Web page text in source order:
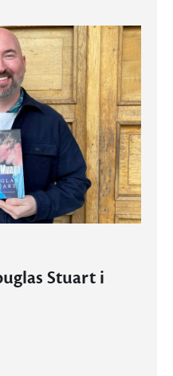
Stuart i